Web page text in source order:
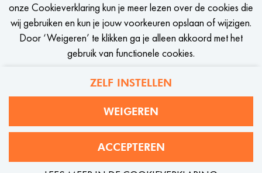
onze Cookieverklaring kun je meer lezen over de cookies die
wij gebruiken en kun je jouw voorkeuren opslaan of wijzigen.
Door ‘Weigeren’ te klikken ga je alleen akkoord met het
gebruik van functionele cookies.
ZELF INSTELLEN
WEIGEREN
ACCEPTEREN
Upload je CV
Kies bestand
Upload je motivatie (optioneel)
Kies bestand
Ik accepteer de privacyverklaring
STEL JOB ALERT IN
Privacy
Cookies
WE Fashion